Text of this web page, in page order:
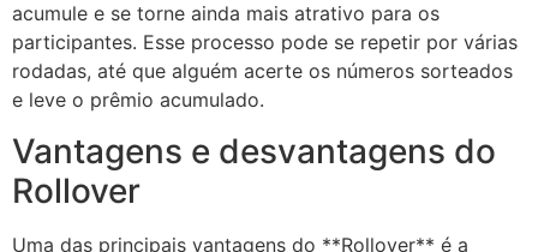
acumule e se torne ainda mais atrativo para os
participantes. Esse processo pode se repetir por várias
rodadas, até que alguém acerte os números sorteados
e leve o prêmio acumulado.
Vantagens e desvantagens do
Rollover
Uma das principais vantagens do **Rollover** é a